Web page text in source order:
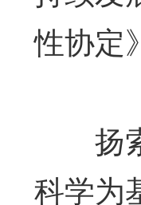
性协定
扬索
科学为